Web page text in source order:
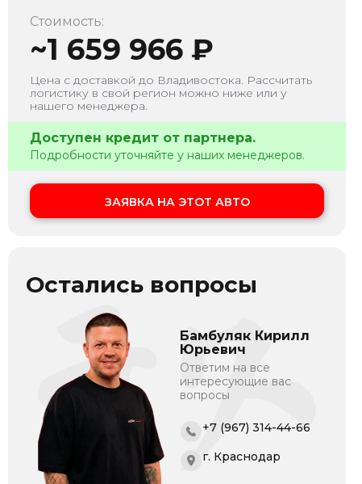
Стоимость:
~1 659 966 ₽
Цена с доставкой до Владивостока. Рассчитать
логистику в свой регион можно ниже или у
нашего менеджера.
Доступен кредит от партнера.
Подробности уточняйте у наших менеджеров.
ЗАЯВКА НА ЭТОТ АВТО
Остались вопросы
Бамбуляк Кирилл
Юрьевич
Ответим на все
интересующие вас
вопросы
+7 (967) 314-44-66
г. Краснодар